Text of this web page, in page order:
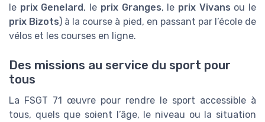
le prix Genelard , le prix Granges, le prix Vivans ou le
prix Bizots) à la course à pied, en passant par l’école de
vélos et les courses en ligne.
Des missions au service du sport pour
tous
La FSGT 71 œuvre pour rendre le sport accessible à
tous, quels que soient l’âge, le niveau ou la situation